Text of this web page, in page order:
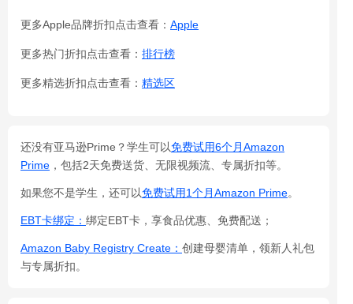
更多Apple品牌折扣点击查看： Apple
更多热门折扣点击查看： 排行榜
更多精选折扣点击查看： 精选区
还没有亚马逊Prime？学生可以免费试用6个月Amazon
Prime ，包括2天免费送货、无限视频流、专属折扣等。
如果您不是学生，还可以免费试用1个月Amazon Prime。
EBT卡绑定： 绑定EBT卡，享食品优惠、免费配送；
Amazon Baby Registry Create： 创建母婴清单，领新人礼包
与专属折扣。